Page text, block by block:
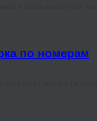
по номерам